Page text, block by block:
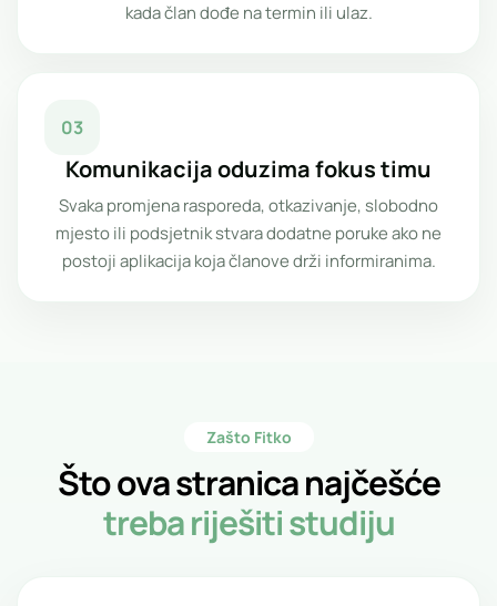
kada član dođe na termin ili ulaz.
03
Komunikacija oduzima fokus timu
Svaka promjena rasporeda, otkazivanje, slobodno
mjesto ili podsjetnik stvara dodatne poruke ako ne
postoji aplikacija koja članove drži informiranima.
Zašto Fitko
Što ova stranica najčešće
treba riješiti studiju